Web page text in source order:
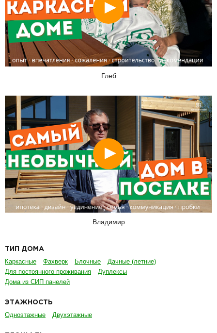
Глеб
Смотреть
Владимир
ТИП ДОМА
Каркасные Фахверк Блочные
Дачные (летние)
Для постоянного проживания
Дуплексы
Дома из СИП панелей
ЭТАЖНОСТЬ
Одноэтажные Двухэтажные